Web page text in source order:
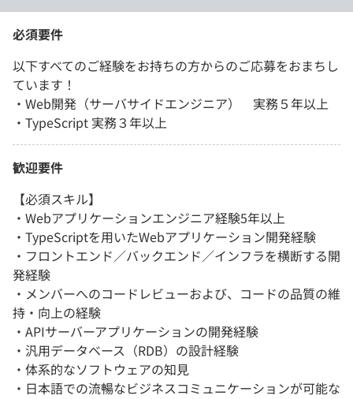
必須要件
以下すべてのご経験をお持ちの方からのご応募をおまちし
ています！
・Web開発（サーバサイドエンジニア） 実務５年以上
・TypeScript 実務３年以上
歓迎要件
【必須スキル】
・Webアプリケーションエンジニア経験5年以上
・TypeScriptを用いたWebアプリケーション開発経験
・フロントエンド／バックエンド／インフラを横断する開
発経験
・メンバーへのコードレビューおよび、コードの品質の維
持・向上の経験
・APIサーバーアプリケーションの開発経験
・汎用データベース（RDB）の設計経験
・体系的なソフトウェアの知見
・日本語での流暢なビジネスコミュニケーションが可能な